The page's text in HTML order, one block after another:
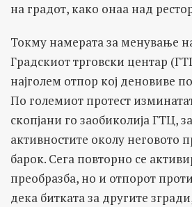
на градот, како онаа над
Токму намерата за менување
Градскиот трговски центар
најголем отпор кој деновиве
По големиот протест
скопјани го заобиколија ГТЦ,
активностите околу неговото
барок. Сега повторно се
преобразба, но и отпорот
дека битката за другите